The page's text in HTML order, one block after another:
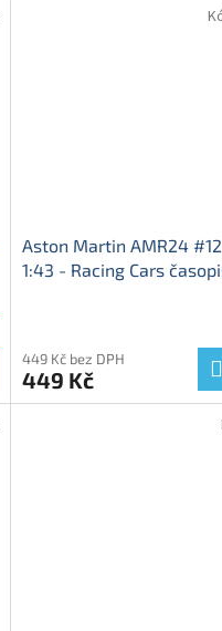
Aston Martin AMR24
1:43 - Racing Cars
449 Kč bez DPH
449 Kč